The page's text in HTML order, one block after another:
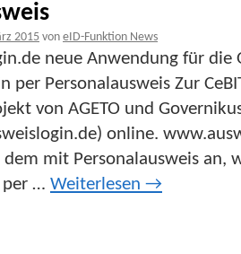
2015 von eID-Funktion News
neue Anwendung für die
per Personalausweis Zur
von AGETO und
online.
mit Personalausweis an,
per … Weiterlesen →